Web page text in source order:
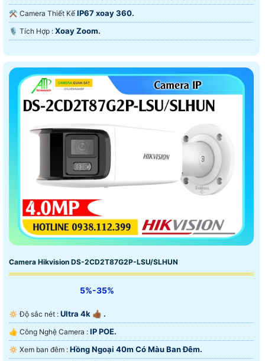
⚒ Camera Thiết Kế IP67 xoay 360.
️🎙 Tích Hợp : Xoay Zoom.
Camera Hikvision DS-2CD2T87G2P-LSU/SLHUN
5%-35%
🔅 Độ sắc nét : Ultra 4k 👍🏾 .
👍 Công Nghệ Camera : IP POE.
🔅 Xem ban đêm : Hồng Ngoại 40m Có Màu Ban Ðêm.